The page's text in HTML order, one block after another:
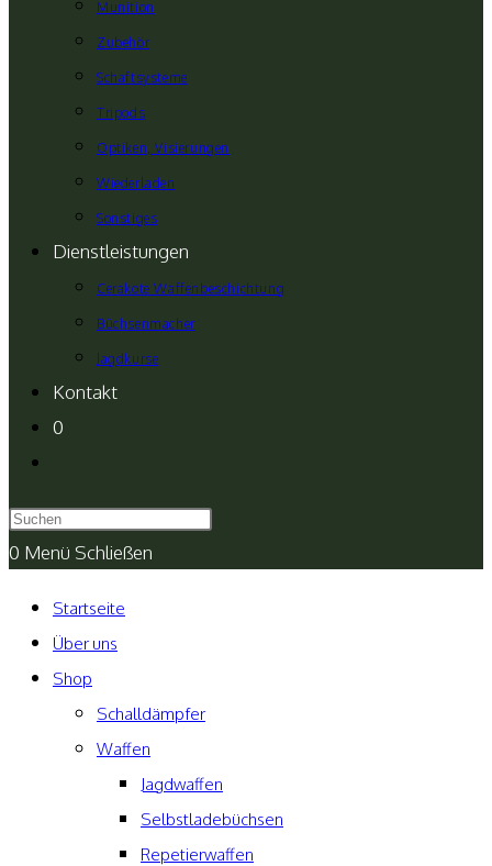
Munition
Zubehör
Schaftsysteme
Tripods
Optiken, Visierungen
Wiederladen
Sonstiges
Dienstleistungen
Cerakote Waffenbeschichtung
Büchsenmacher
Jagdkurse
Kontakt
0
umschalten
0 Menü Schließen
Startseite
Über uns
Shop
Schalldämpfer
Waffen
Jagdwaffen
Selbstladebüchsen
Repetierwaffen